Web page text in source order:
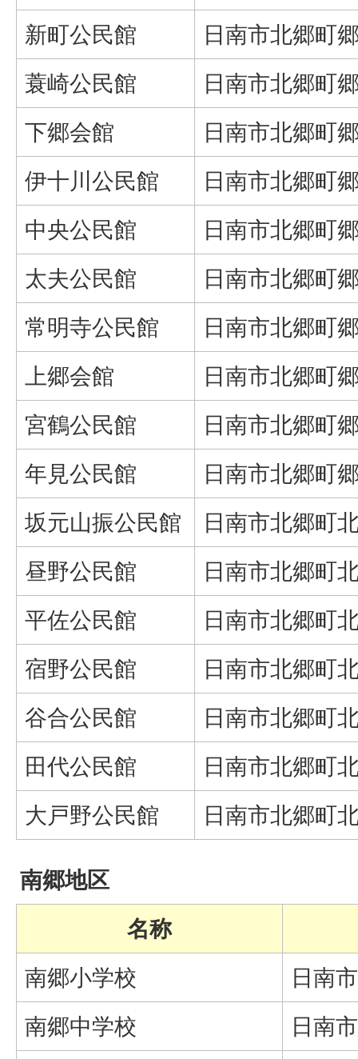
新町公民館
日南市北郷町
蓑崎公民館
日南市北郷町
下郷会館
日南市北郷町
伊十川公民館
日南市北郷町
中央公民館
日南市北郷町
太夫公民館
日南市北郷町
常明寺公民館
日南市北郷町
上郷会館
日南市北郷町
宮鶴公民館
日南市北郷町
年見公民館
日南市北郷町
坂元山振公民館
日南市北郷町
昼野公民館
日南市北郷町
平佐公民館
日南市北郷町
宿野公民館
日南市北郷町
谷合公民館
日南市北郷町
田代公民館
日南市北郷町
大戸野公民館
日南市北郷町
南郷地区
名称
南郷小学校
日南
南郷中学校
日南